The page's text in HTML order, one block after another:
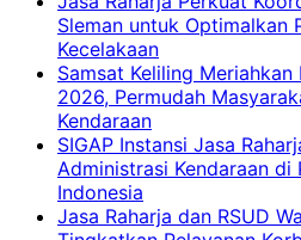
Sleman untuk Optimalkan
Kecelakaan
Samsat Keliling Meriahkan
2026, Permudah
Kendaraan
SIGAP Instansi Jasa
Administrasi Kendaraan di
Indonesia
Jasa Raharja dan RSUD